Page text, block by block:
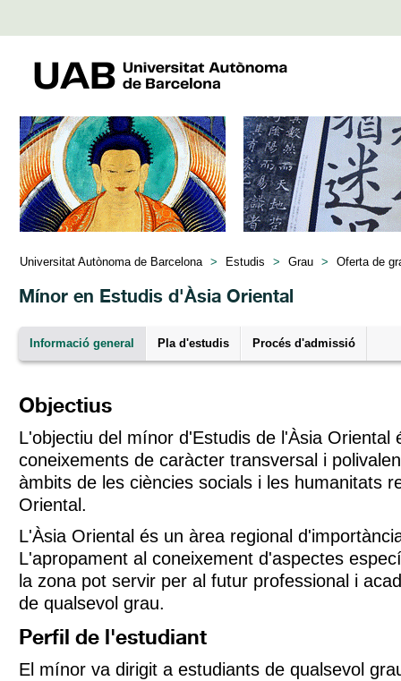
Universitat Autònoma de Barcelona > Estudis > Grau > Oferta de
Mínor en Estudis d'Àsia Oriental
Informació general Pla d'estudis Procés d'admissió
Objectius
L'objectiu del mínor d'Estudis de l'Àsia Oriental
coneixements de caràcter transversal i
àmbits de les ciències socials i les humanitats
Oriental.
L'Àsia Oriental és un àrea regional
L'apropament al coneixement d'aspectes
la zona pot servir per al futur professional i
de qualsevol grau.
Perfil de l'estudiant
El mínor va dirigit a estudiants de qualsevol